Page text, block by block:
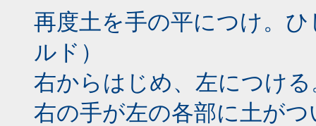
再度土を手の平につけ。
ルド）
右からはじめ、左につけ
右の手が左の各部に土が